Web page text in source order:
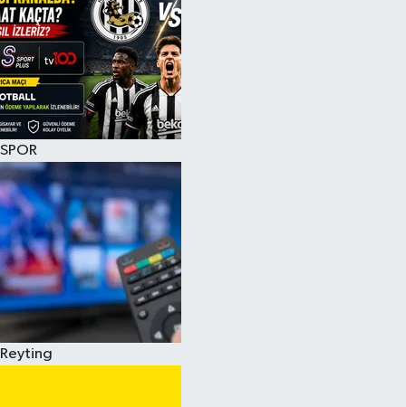
SPOR
Reyting